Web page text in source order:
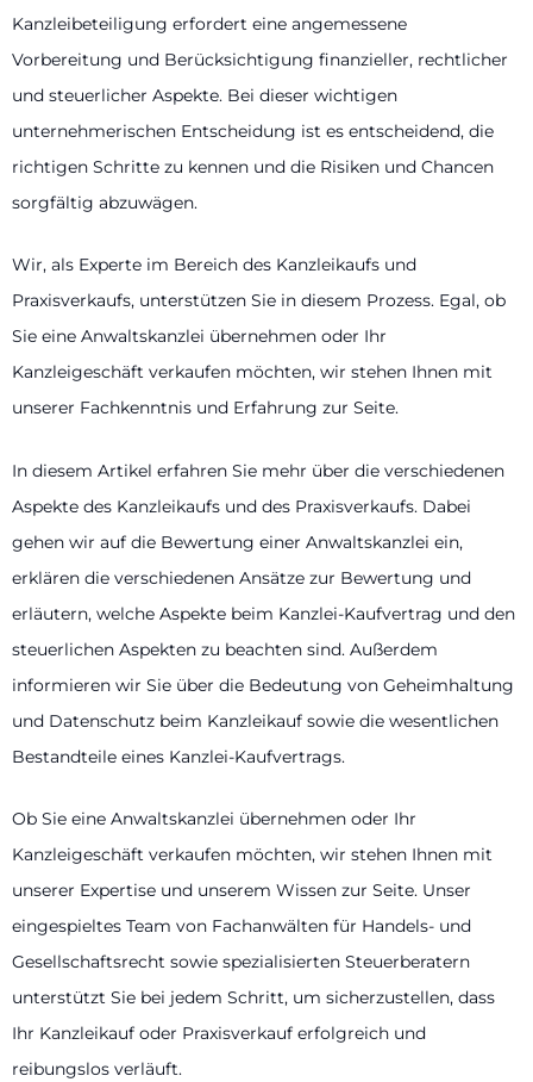
Kanzleibeteiligung erfordert eine angemessene
Vorbereitung und Berücksichtigung finanzieller, rechtlicher
und steuerlicher Aspekte. Bei dieser wichtigen
unternehmerischen Entscheidung ist es entscheidend, die
richtigen Schritte zu kennen und die Risiken und Chancen
sorgfältig abzuwägen.
Wir, als Experte im Bereich des Kanzleikaufs und
Praxisverkaufs, unterstützen Sie in diesem Prozess. Egal, ob
Sie eine Anwaltskanzlei übernehmen oder Ihr
Kanzleigeschäft verkaufen möchten, wir stehen Ihnen mit
unserer Fachkenntnis und Erfahrung zur Seite.
In diesem Artikel erfahren Sie mehr über die verschiedenen
Aspekte des Kanzleikaufs und des Praxisverkaufs. Dabei
gehen wir auf die Bewertung einer Anwaltskanzlei ein,
erklären die verschiedenen Ansätze zur Bewertung und
erläutern, welche Aspekte beim Kanzlei-Kaufvertrag und den
steuerlichen Aspekten zu beachten sind. Außerdem
informieren wir Sie über die Bedeutung von Geheimhaltung
und Datenschutz beim Kanzleikauf sowie die wesentlichen
Bestandteile eines Kanzlei-Kaufvertrags.
Ob Sie eine Anwaltskanzlei übernehmen oder Ihr
Kanzleigeschäft verkaufen möchten, wir stehen Ihnen mit
unserer Expertise und unserem Wissen zur Seite. Unser
eingespieltes Team von Fachanwälten für Handels- und
Gesellschaftsrecht sowie spezialisierten Steuerberatern
unterstützt Sie bei jedem Schritt, um sicherzustellen, dass
Ihr Kanzleikauf oder Praxisverkauf erfolgreich und
reibungslos verläuft.